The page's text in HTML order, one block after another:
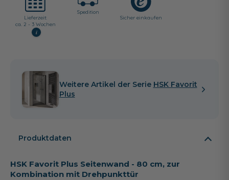
Lieferzeit:
ca. 2 - 3 Wochen
i
Spedition
Sicher einkaufen
Weitere Artikel der Serie HSK Favorit
Plus
Produktdaten
HSK Favorit Plus Seitenwand - 80 cm, zur
Kombination mit Drehpunkttür